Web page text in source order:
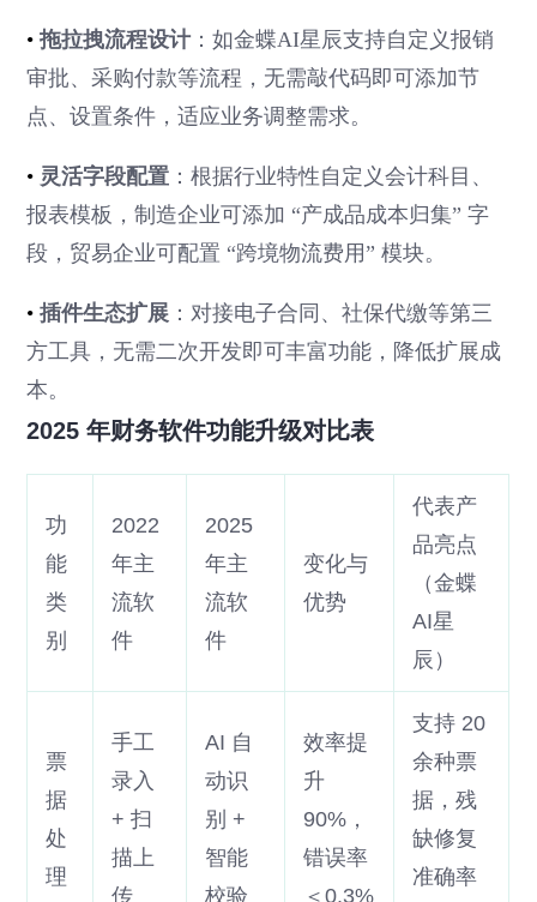
•拖拉拽流程设计：如金蝶AI星辰支持自定义报销
审批、采购付款等流程，无需敲代码即可添加节
点、设置条件，适应业务调整需求。
• 灵活字段配置 ：根据行业特性自定义会计科目、
报表模板，制造企业可添加 “产成品成本归集” 字
段，贸易企业可配置 “跨境物流费用” 模块。
•插件生态扩展 ：对接电子合同、社保代缴等第三
方工具，无需二次开发即可丰富功能，降低扩展成
本。
2025 年财务软件功能升级对比表
功
能
类
别
2022
年主
流软
件
2025
年主
流软
件
变化与
优势
代表产
品亮点
（金蝶
AI星
辰）
票
据
处
理
手工
录入
+ 扫
描上
传
AI 自
动识
别 +
智能
校验
效率提
升
90%，
错误率
＜0.3%
支持 20
余种票
据，残
缺修复
准确率